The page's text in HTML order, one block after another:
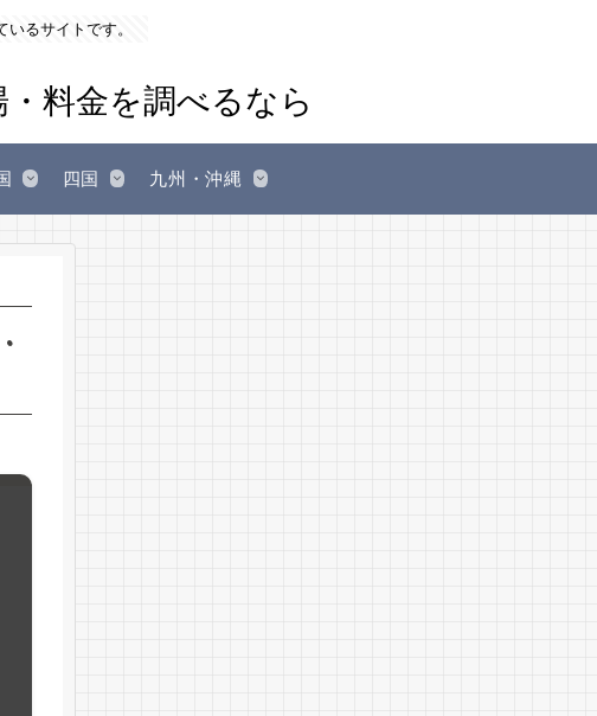
るサイトです。
四国 九州・沖縄